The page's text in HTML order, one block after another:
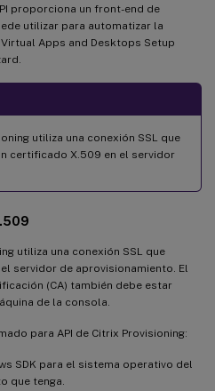
proporciona un front-end de
utilizar para automatizar la
Apps and Desktops Setup
utiliza una conexión SSL que
certificado X.509 en el servidor
utiliza una conexión SSL que
servidor de aprovisionamiento. El
(CA) también debe estar
de la consola.
para API de Citrix Provisioning:
SDK para el sistema operativo del
que tenga.